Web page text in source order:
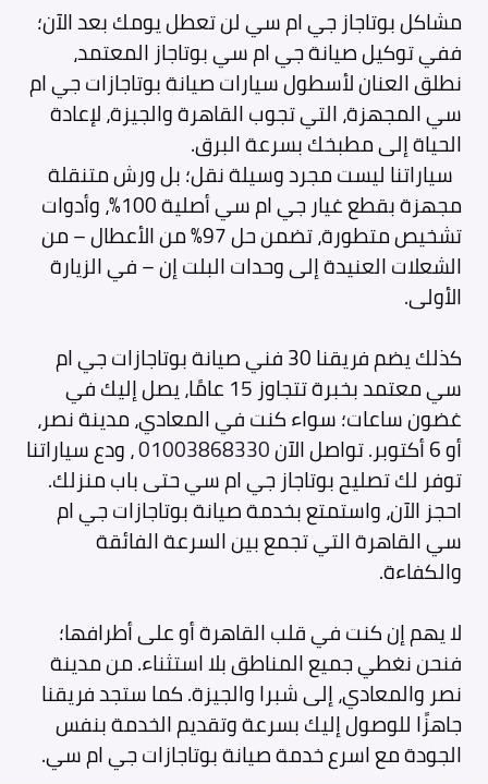
مشاكل بوتاجاز جي ام سي لن تعطل يومك بعد الآن؛
ففي توكيل صيانة جي ام سي بوتاجاز المعتمد،
نطلق العنان لأسطول سيارات صيانة بوتاجازات جي ام
سي المجهزة، التي تجوب القاهرة والجيزة، لإعادة
الحياة إلى مطبخك بسرعة البرق.
سياراتنا ليست مجرد وسيلة نقل؛ بل ورش متنقلة
مجهزة بقطع غيار جي ام سي أصلية 100%، وأدوات
تشخيص متطورة، تضمن حل 97% من الأعطال – من
الشعلات العنيدة إلى وحدات البلت إن – في الزيارة
الأولى.
كذلك يضم فريقنا 30 فني صيانة بوتاجازات جي ام
سي معتمد بخبرة تتجاوز 15 عامًا، يصل إليك في
غضون ساعات؛ سواء كنت في المعادي، مدينة نصر،
أو 6 أكتوبر. تواصل الآن 01003868330، ودع سياراتنا
توفر لك تصليح بوتاجاز جي ام سي حتى باب منزلك.
احجز الآن، واستمتع بخدمة صيانة بوتاجازات جي ام
سي القاهرة التي تجمع بين السرعة الفائقة
والكفاءة.
لا يهم إن كنت في قلب القاهرة أو على أطرافها؛
فنحن نغطي جميع المناطق بلا استثناء. من مدينة
نصر والمعادي، إلى شبرا والجيزة. كما ستجد فريقنا
جاهزًا للوصول إليك بسرعة وتقديم الخدمة بنفس
الجودة مع اسرع خدمة صيانة بوتاجازات جي ام سي.